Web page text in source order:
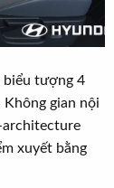
biểu tượng 4
gian nội
architecture
xuyết bằng